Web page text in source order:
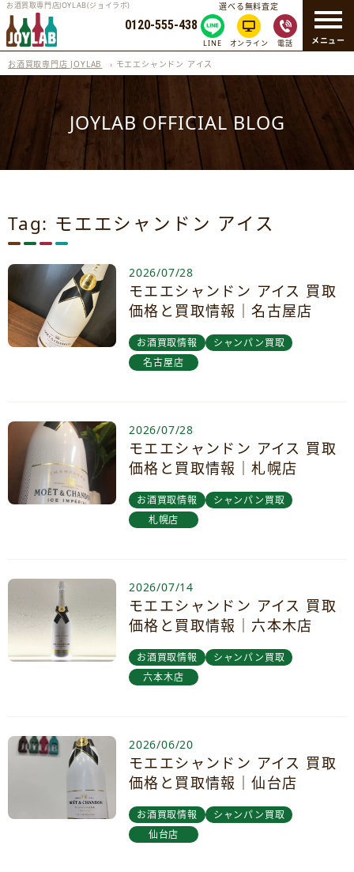
メニュー
お酒買取専門店JOYLAB(ジョイラボ)
0120-555-438
選べる無料査定
LINE オンライン 電話
お酒買取専門店 JOYLAB › モエエシャンドン アイス
JOYLAB OFFICIAL BLOG
Tag: モエエシャンドン アイス
2026/07/28
モエエシャンドン アイス 買取
価格と買取情報｜名古屋店
お酒買取情報
シャンパン買取
名古屋店
2026/07/28
モエエシャンドン アイス 買取
価格と買取情報｜札幌店
お酒買取情報
シャンパン買取
札幌店
2026/07/14
モエエシャンドン アイス 買取
価格と買取情報｜六本木店
お酒買取情報
シャンパン買取
六本木店
2026/06/20
モエエシャンドン アイス 買取
価格と買取情報｜仙台店
お酒買取情報
シャンパン買取
仙台店